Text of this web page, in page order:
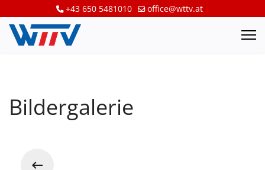
+43 650 5481010 office@wttv.at
Bildergalerie